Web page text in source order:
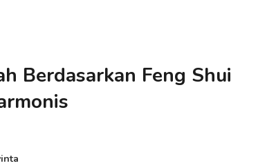
Berdasarkan Feng Shui